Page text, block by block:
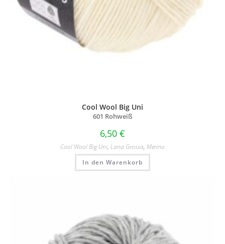
Cool Wool Big Uni
601 Rohweiß
6,50 €
Cool Wool Big Uni, Lana Grossa, Merino
In den Warenkorb